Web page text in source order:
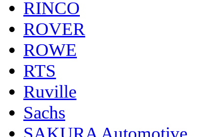
RINCO
ROVER
ROWE
RTS
Ruville
Sachs